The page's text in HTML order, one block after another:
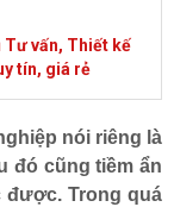
Tư vấn, Thiết kế
tín, giá rẻ
nói riêng là
đó cũng tiềm ẩn
Trong quá